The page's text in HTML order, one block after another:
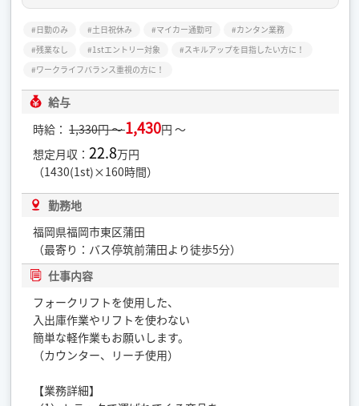
日勤のみ 土日祝休み マイカー通勤可
カンタン業務
残業なし
1stエントリー対象
スキルアップを目指したい方に！
ワークライフバランス重視の方に！
給与
時給：1,330円 ～1,430円 ～
想定月収：22.8万円
（1430(1st)×160時間）
勤務地
福岡県福岡市東区蒲田
（最寄り：バス停筑前蒲田より徒歩5分）
仕事内容
フォークリフトを使用した、
入出庫作業やリフトを使わない
簡単な軽作業もお願いします。
（カウンター、リーチ使用）
【業務詳細】